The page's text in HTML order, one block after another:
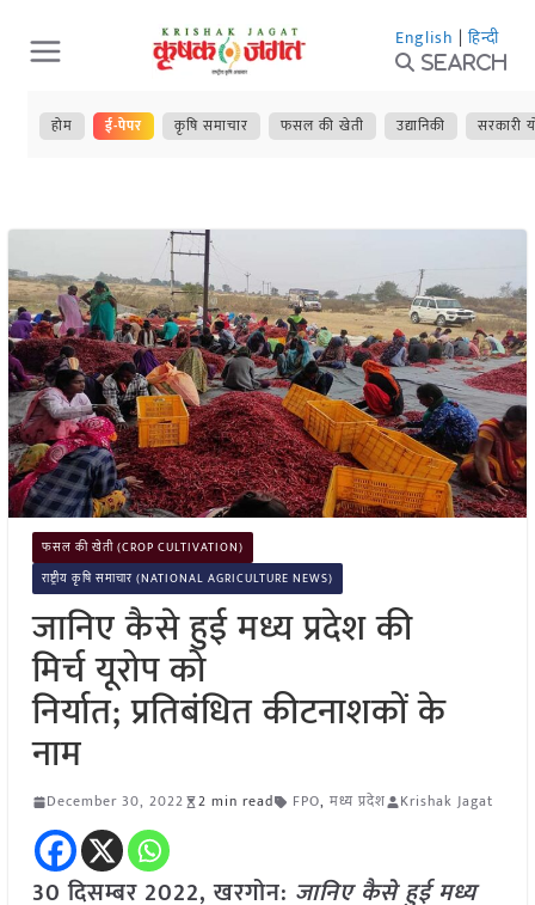
Skip
to
content
English | हिन्दी
Search
होम ई-पेपर कृषि समाचार फसल की खेती उद्यानिकी सरकारी
फसल की खेती (CROP CULTIVATION)
राष्ट्रीय कृषि समाचार (NATIONAL AGRICULTURE NEWS)
जानिए कैसे हुई मध्य प्रदेश की
मिर्च यूरोप को
निर्यात; प्रतिबंधित कीटनाशकों के
नाम
December 30, 2022 2 min read FPO, मध्य प्रदेश Krishak Jagat
30 दिसम्बर 2022, खरगोन: जानिए कैसे हुई मध्य